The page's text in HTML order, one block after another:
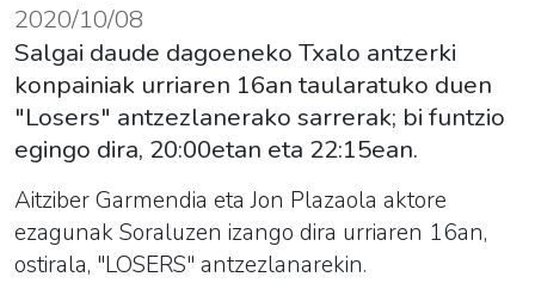
2020/10/08
Salgai daude dagoeneko Txalo antzerki
konpainiak urriaren 16an taularatuko duen
"Losers" antzezlanerako sarrerak; bi funtzio
egingo dira, 20:00etan eta 22:15ean.
Aitziber Garmendia eta Jon Plazaola aktore
ezagunak Soraluzen izango dira urriaren 16an,
ostirala, "LOSERS" antzezlanarekin.